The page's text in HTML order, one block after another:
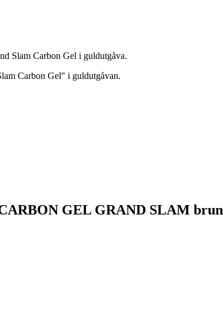
Slam Carbon Gel i guldutgåva.
Carbon Gel" i guldutgåvan.
GEL GRAND SLAM brun